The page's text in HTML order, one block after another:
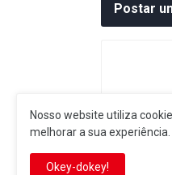
Postar
Nosso website utiliza
melhorar a sua experiência.
Okey-dokey!